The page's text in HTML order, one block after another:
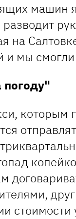
машин
на
и мы
погоду"
которым
стоимости